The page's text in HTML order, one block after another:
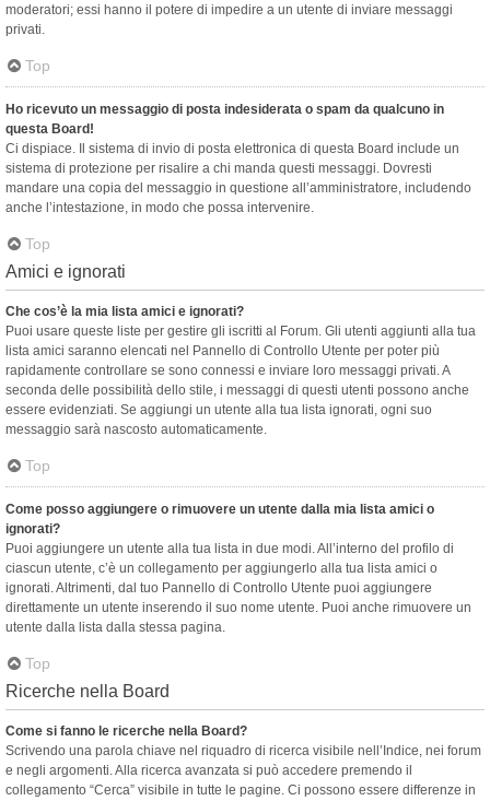
moderatori; essi hanno il potere di impedire a un utente di inviare messaggi
privati​​.
Top
Ho ricevuto un messaggio di posta indesiderata o spam da qualcuno in
questa Board!
Ci dispiace. Il sistema di invio di posta elettronica di questa Board include un
sistema di protezione per risalire a chi manda questi messaggi. Dovresti
mandare una copia del messaggio in questione all’amministratore, includendo
anche l’intestazione, in modo che possa intervenire.
Top
Amici e ignorati
Che cos’è la mia lista amici e ignorati?
Puoi usare queste liste per gestire gli iscritti al Forum. Gli utenti aggiunti alla tua
lista amici saranno elencati nel Pannello di Controllo Utente per poter più
rapidamente controllare se sono connessi e inviare loro messaggi privati. A
seconda delle possibilità dello stile, i messaggi di questi utenti possono anche
essere evidenziati. Se aggiungi un utente alla tua lista ignorati, ogni suo
messaggio sarà nascosto automaticamente.
Top
Come posso aggiungere o rimuovere un utente dalla mia lista amici o
ignorati?
Puoi aggiungere un utente alla tua lista in due modi. All’interno del profilo di
ciascun utente, c’è un collegamento per aggiungerlo alla tua lista amici o
ignorati. Altrimenti, dal tuo Pannello di Controllo Utente puoi aggiungere
direttamente un utente inserendo il suo nome utente. Puoi anche rimuovere un
utente dalla lista dalla stessa pagina.
Top
Ricerche nella Board
Come si fanno le ricerche nella Board?
Scrivendo una parola chiave nel riquadro di ricerca visibile nell’Indice, nei forum
e negli argomenti. Alla ricerca avanzata si può accedere premendo il
collegamento “Cerca” visibile in tutte le pagine. Ci possono essere differenze in